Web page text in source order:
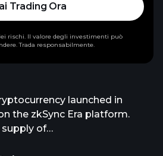
launched in
the zkSync Era platform.
supply of
Trading Ora
rischi. Il valore degli investimenti può
Trada responsabilmente.